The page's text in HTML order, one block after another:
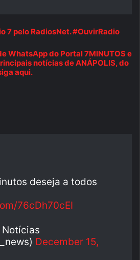
7 pelo RadiosNet. #OuvirRadio
WhatsApp do Portal 7MINUTOS e
notícias de ANÁPOLIS, do
aqui.
deseja a todos
76cDh70cEI
December 15,